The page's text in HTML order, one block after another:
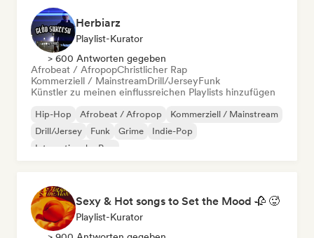
Herbiarz
Playlist-Kurator
> 600 Antworten gegeben
Afrobeat / AfropopChristlicher Rap
Kommerziell / MainstreamDrill/JerseyFunk
Künstler zu meinen einflussreichen Playlists hinzufügen
Hip-Hop Afrobeat / Afropop
Kommerziell / Mainstream
Drill/Jersey
Funk Grime
Indie-Pop
Internationaler Pop
Sexy & Hot songs to Set the Mood 🥀 🥵
Playlist-Kurator